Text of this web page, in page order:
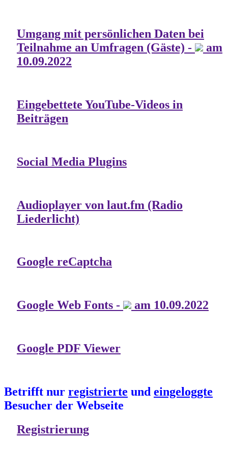
Umgang mit persönlichen Daten bei
Teilnahme an Umfragen (Gäste) -
am
10.09.2022
Eingebettete YouTube-Videos in
Beiträgen
Social Media Plugins
Audioplayer von laut.fm (Radio
Liederlicht)
Google reCaptcha
Google Web Fonts - am 10.09.2022
Google PDF Viewer
Betrifft nur registrierte und eingeloggte
Besucher der Webseite
Registrierung